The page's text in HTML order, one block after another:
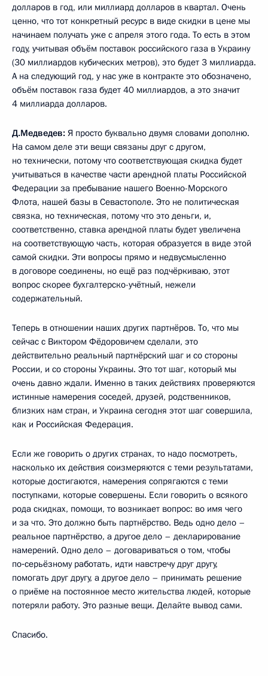
долларов в год, или миллиард долларов в квартал. Очень
ценно, что тот конкретный ресурс в виде скидки в цене мы
начинаем получать уже с апреля этого года. То есть в этом
году, учитывая объём поставок российского газа в Украину
(30 миллиардов кубических метров), это будет 3 миллиарда.
А на следующий год, у нас уже в контракте это обозначено,
объём поставок газа будет 40 миллиардов, а это значит
4 миллиарда долларов.
Д.Медведев: Я просто буквально двумя словами дополню.
На самом деле эти вещи связаны друг с другом,
но технически, потому что соответствующая скидка будет
учитываться в качестве части арендной платы Российской
Федерации за пребывание нашего Военно-Морского
Флота, нашей базы в Севастополе. Это не политическая
связка, но техническая, потому что это деньги, и,
соответственно, ставка арендной платы будет увеличена
на соответствующую часть, которая образуется в виде этой
самой скидки. Эти вопросы прямо и недвусмысленно
в договоре соединены, но ещё раз подчёркиваю, этот
вопрос скорее бухгалтерско-учётный, нежели
содержательный.
Теперь в отношении наших других партнёров. То, что мы
сейчас с Виктором Фёдоровичем сделали, это
действительно реальный партнёрский шаг и со стороны
России, и со стороны Украины. Это тот шаг, который мы
очень давно ждали. Именно в таких действиях проверяются
истинные намерения соседей, друзей, родственников,
близких нам стран, и Украина сегодня этот шаг совершила,
как и Российская Федерация.
Если же говорить о других странах, то надо посмотреть,
насколько их действия соизмеряются с теми результатами,
которые достигаются, намерения сопрягаются с теми
поступками, которые совершены. Если говорить о всякого
рода скидках, помощи, то возникает вопрос: во имя чего
и за что. Это должно быть партнёрство. Ведь одно дело –
реальное партнёрство, а другое дело – декларирование
намерений. Одно дело – договариваться о том, чтобы
по‑серьёзному работать, идти навстречу друг другу,
помогать друг другу, а другое дело – принимать решение
о приёме на постоянное место жительства людей, которые
потеряли работу. Это разные вещи. Делайте вывод сами.
Спасибо.